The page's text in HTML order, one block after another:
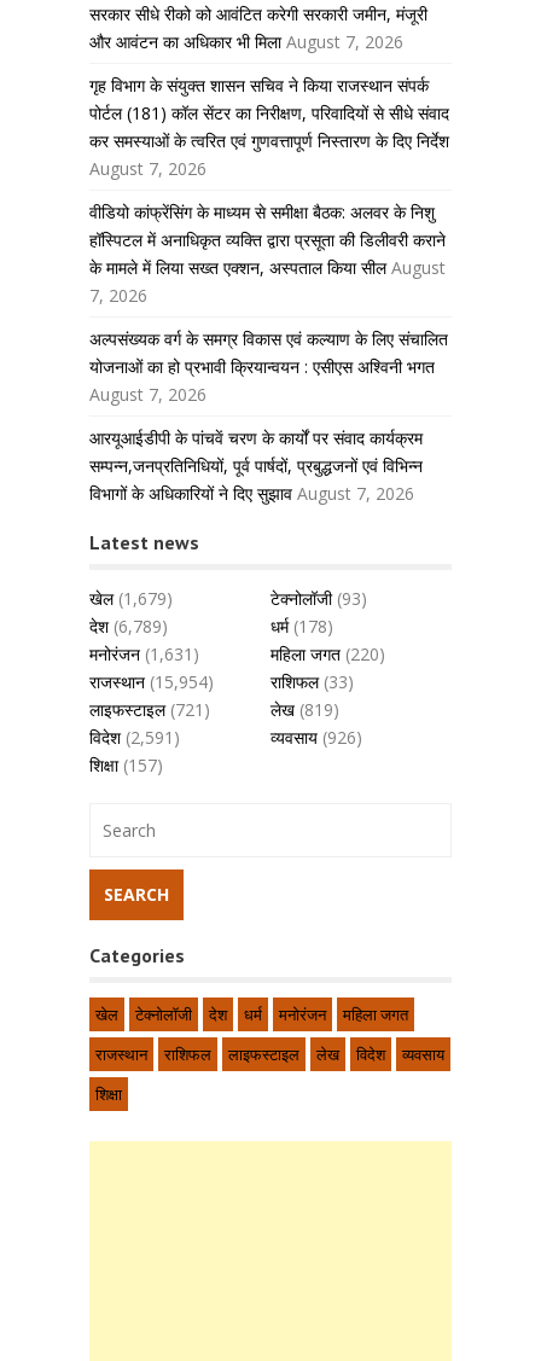
सरकार सीधे रीको को आवंटित करेगी सरकारी जमीन, मंजूरी
और आवंटन का अधिकार भी मिला August 7, 2026
गृह विभाग के संयुक्त शासन सचिव ने किया राजस्थान संपर्क
पोर्टल (181) कॉल सेंटर का निरीक्षण, परिवादियों से सीधे संवाद
कर समस्याओं के त्वरित एवं गुणवत्तापूर्ण निस्तारण के दिए निर्देश
August 7, 2026
वीडियो कांफ्रेंसिंग के माध्यम से समीक्षा बैठक: अलवर के निशु
हॉस्पिटल में अनाधिकृत व्यक्ति द्वारा प्रसूता की डिलीवरी कराने
के मामले में लिया सख्त एक्शन, अस्पताल किया सील August
7, 2026
अल्पसंख्यक वर्ग के समग्र विकास एवं कल्याण के लिए संचालित
योजनाओं का हो प्रभावी क्रियान्वयन : एसीएस अश्विनी भगत
August 7, 2026
आरयूआईडीपी के पांचवें चरण के कार्यों पर संवाद कार्यक्रम
सम्पन्न,जनप्रतिनिधियों, पूर्व पार्षदों, प्रबुद्धजनों एवं विभिन्न
विभागों के अधिकारियों ने दिए सुझाव August 7, 2026
Latest news
खेल(1,679) टेक्नोलॉजी(93)
देश(6,789) धर्म(178)
मनोरंजन (1,631) महिला जगत (220)
राजस्थान (15,954) राशिफल(33)
लाइफस्टाइल(721) लेख (819)
विदेश(2,591) व्यवसाय (926)
शिक्षा(157)
Categories
खेल टेक्नोलॉजी देश धर्म मनोरंजन
महिला जगत
राजस्थान
राशिफल लाइफस्टाइल लेख विदेश
व्यवसाय
शिक्षा